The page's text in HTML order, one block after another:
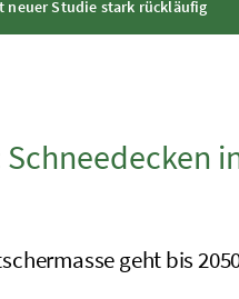
neuer Studie stark rückläufig
geht bis